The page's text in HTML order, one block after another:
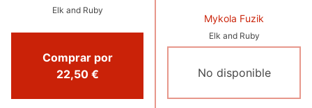
Elk and Ruby
Comprar por
22,50 €
Mykola Fuzik
Elk and Ruby
No disponible